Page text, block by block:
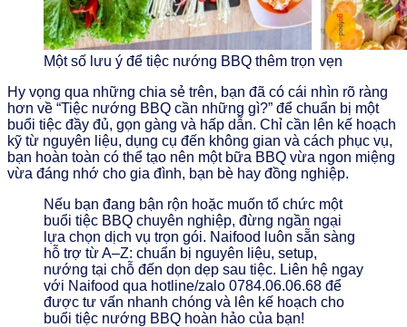
Một số lưu ý để tiệc nướng BBQ thêm trọn vẹn
Hy vọng qua những chia sẻ trên, bạn đã có cái nhìn rõ ràng
hơn về “Tiệc nướng BBQ cần những gì?” để chuẩn bị một
buổi tiệc đầy đủ, gọn gàng và hấp dẫn. Chỉ cần lên kế hoạch
kỹ từ nguyên liệu, dụng cụ đến không gian và cách phục vụ,
bạn hoàn toàn có thể tạo nên một bữa BBQ vừa ngon miệng
vừa đáng nhớ cho gia đình, bạn bè hay đồng nghiệp.
Nếu bạn đang bận rộn hoặc muốn tổ chức một
buổi tiệc BBQ chuyên nghiệp, đừng ngần ngại
lựa chọn dịch vụ trọn gói. Naifood luôn sẵn sàng
hỗ trợ từ A–Z: chuẩn bị nguyên liệu, setup,
nướng tại chỗ đến dọn dẹp sau tiệc. Liên hệ ngay
với Naifood qua hotline/zalo 0784.06.06.68 để
được tư vấn nhanh chóng và lên kế hoạch cho
buổi tiệc nướng BBQ hoàn hảo của bạn!